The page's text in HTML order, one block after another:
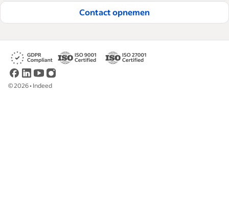
Lees onze redactionele richtlijnen
Contact opnemen
©2026• Indeed